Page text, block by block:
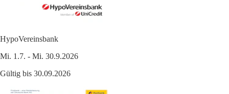
HypoVereinsbank
Mi. 1.7. - Mi. 30.9.2026
Gültig bis 30.09.2026